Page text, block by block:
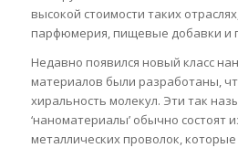
высокой стоимости таких
парфюмерия, пищевые добавки и
Недавно появился новый класс
материалов были разработаны,
хиральность молекул. Эти так
‘наноматериалы’ обычно состоят
металлических проволок,